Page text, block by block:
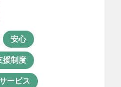
せる職業
童発達支援
課後等デイサービ
安心
援制度
ービス